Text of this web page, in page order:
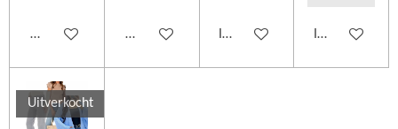
Houd mij op de hoogteHoud mij op de hoogteIn winkelwagen In
Uitverkocht